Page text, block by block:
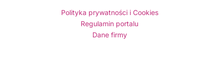
Polityka prywatności i Cookies
Regulamin portalu
Dane firmy